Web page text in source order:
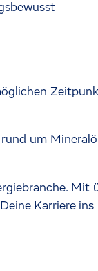
um
Mit
Karriere ins